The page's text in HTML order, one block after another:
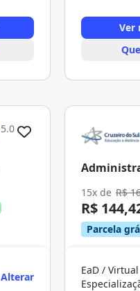
Ver
5.0
Alterar
15x de R$
R$
Parcela
EaD / Virtual